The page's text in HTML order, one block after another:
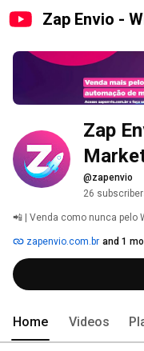
Zap Envio -
Zap
@zapenvio
26
📲 | Venda como nunca pelo
zapenvio.com.br and 1
Home Videos